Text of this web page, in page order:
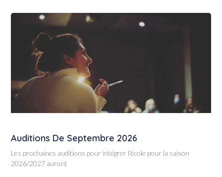
Auditions De Septembre 2026
Les prochaines auditions pour intégrer l’école pour la saison
2026/2027 auront